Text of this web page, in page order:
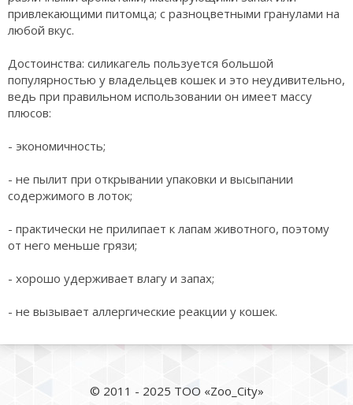
привлекающими питомца; с разноцветными гранулами на
любой вкус.
Достоинства: силикагель пользуется большой
популярностью у владельцев кошек и это неудивительно,
ведь при правильном использовании он имеет массу
плюсов:
- экономичность;
- не пылит при открывании упаковки и высыпании
содержимого в лоток;
- практически не прилипает к лапам животного, поэтому
от него меньше грязи;
- хорошо удерживает влагу и запах;
- не вызывает аллергические реакции у кошек.
© 2011 - 2025 ТОО «Zoo_City»